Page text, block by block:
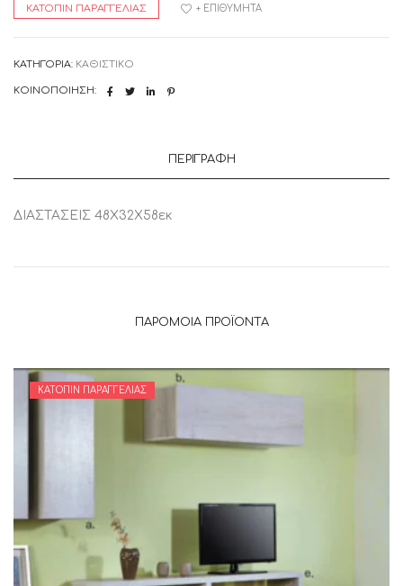
ΚΑΤΌΠΙΝ ΠΑΡΑΓΓΕΛΊΑΣ + ΕΠΙΘΥΜΗΤΆ
ΚΑΤΗΓΟΡΊΑ: ΚΑΘΙΣΤΙΚΟ
ΚΟΙΝΟΠΟΊΗΣΗ:
ΠΕΡΙΓΡΑΦΉ
ΔΙΑΣΤΑΣΕΙΣ 48X32X58εκ
ΠΑΡΌΜΟΙΑ ΠΡΟΪΌΝΤΑ
ΚΑΤΌΠΙΝ ΠΑΡΑΓΓΕΛΊΑΣ